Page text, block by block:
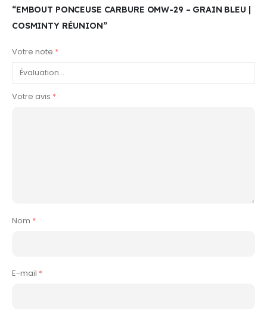
“EMBOUT PONCEUSE CARBURE OMW-29 – GRAIN BLEU |
COSMINTY RÉUNION”
Votre note *
Votre avis *
Nom *
E-mail *